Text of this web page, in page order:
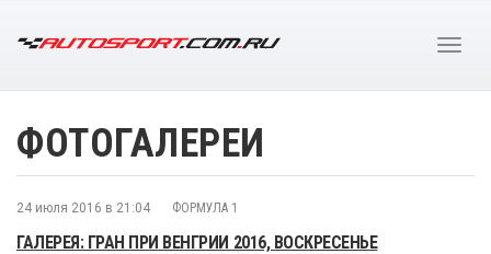
ФОТОГАЛЕРЕИ
24 июля 2016 в 21:04 ФОРМУЛА 1
ГАЛЕРЕЯ: ГРАН ПРИ ВЕНГРИИ 2016, ВОСКРЕСЕНЬЕ